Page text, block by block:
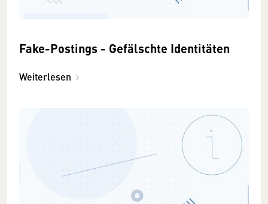
Fake-Postings - Gefälschte Identitäten
Weiterlesen